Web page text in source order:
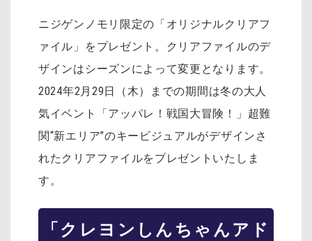
ニジゲンノモリ限定の「オリジナルクリアフ
ァイル」をプレゼント。クリアファイルのデ
ザインはシーズンによって変更となります。
2024年2月29日（木）までの期間は冬の大人
気イベント「アッパレ！戦国大冒険！」超難
関“新エリア”のキービジュアルがデザインさ
れたクリアファイルをプレゼントいたしま
す。
「クレヨンしんちゃんアド